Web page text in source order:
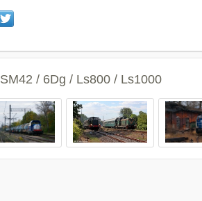
SM42 / 6Dg / Ls800 / Ls1000